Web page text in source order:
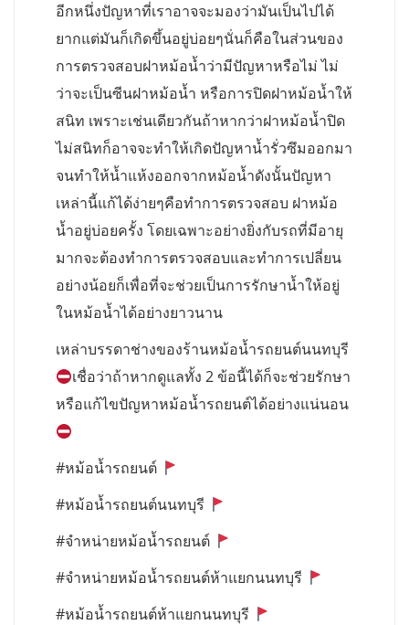
อีกหนึ่งปัญหาที่เราอาจจะมองว่ามันเป็นไปได้
ยากแต่มันก็เกิดขึ้นอยู่บ่อยๆนั่นก็คือในส่วนของ
การตรวจสอบฝาหม้อน้ำว่ามีปัญหาหรือไม่ ไม่
ว่าจะเป็นซีนฝาหม้อน้ำ หรือการปิดฝาหม้อน้ำให้
สนิท เพราะเช่นเดียวกันถ้าหากว่าฝาหม้อน้ำปิด
ไม่สนิทก็อาจจะทำให้เกิดปัญหาน้ำรั่วซึมออกมา
จนทำให้น้ำแห้งออกจากหม้อน้ำดังนั้นปัญหา
เหล่านี้แก้ได้ง่ายๆคือทำการตรวจสอบ ฝาหม้อ
น้ำอยู่บ่อยครั้ง โดยเฉพาะอย่างยิ่งกับรถที่มีอายุ
มากจะต้องทำการตรวจสอบและทำการเปลี่ยน
อย่างน้อยก็เพื่อที่จะช่วยเป็นการรักษาน้ำให้อยู่
ในหม้อน้ำได้อย่างยาวนาน
เหล่าบรรดาช่างของร้านหม้อน้ำรถยนต์นนทบุรี
เชื่อว่าถ้าหากดูแลทั้ง 2 ข้อนี้ได้ก็จะช่วยรักษา
หรือแก้ไขปัญหาหม้อน้ำรถยนต์ได้อย่างแน่นอน
#หม้อน้ำรถยนต์
#หม้อน้ำรถยนต์นนทบุรี
#จำหน่ายหม้อน้ำรถยนต์
#จำหน่ายหม้อน้ำรถยนต์ห้าแยกนนทบุรี
#หม้อน้ำรถยนต์ห้าแยกนนทบุรี